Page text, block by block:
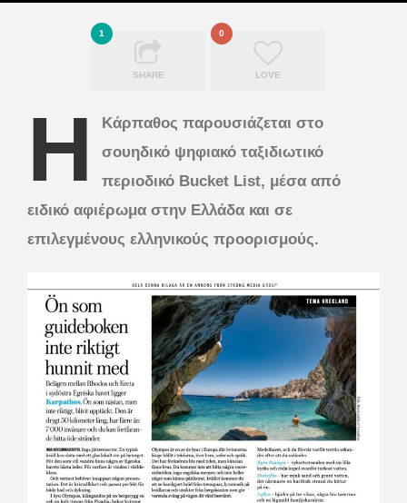
1
SHARE
0
LOVE
Η
Κάρπαθος παρουσιάζεται στο
σουηδικό ψηφιακό ταξιδιωτικό
περιοδικό Bucket List, μέσα από
ειδικό αφιέρωμα στην Ελλάδα και σε
επιλεγμένους ελληνικούς προορισμούς.